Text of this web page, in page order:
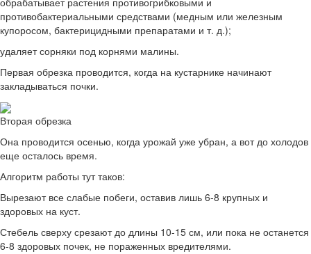
противобактериальными средствами (медным или железным
купоросом, бактерицидными препаратами и т. д.);
удаляет сорняки под корнями малины.
Первая обрезка проводится, когда на кустарнике начинают
закладываться почки.
Вторая обрезка
Она проводится осенью, когда урожай уже убран, а вот до холодов
еще осталось время.
Алгоритм работы тут таков:
Вырезают все слабые побеги, оставив лишь 6-8 крупных и
здоровых на куст.
Стебель сверху срезают до длины 10-15 см, или пока не останется
6-8 здоровых почек, не пораженных вредителями.